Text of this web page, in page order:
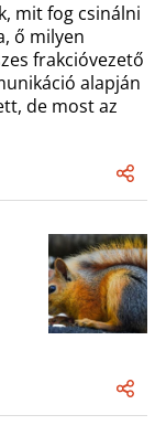
mit fog csinálni
ő milyen
frakcióvezető
alapján
de most az